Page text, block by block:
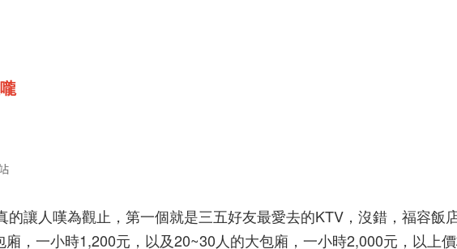
的讓人嘆為觀止，第一個就是三五好友最愛去的KTV，沒錯，福容飯
，一小時1,200元，以及20~30人的大包廂，一小時2,000元，以上